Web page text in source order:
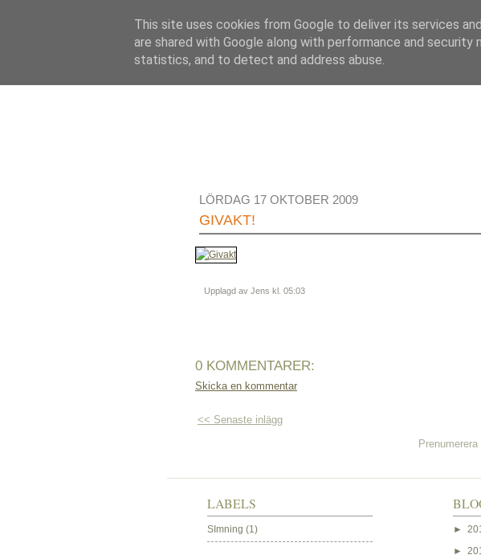
LÖRDAG 17 OKTOBER 2009
GIVAKT!
Upplagd av Jens kl. 05:03
0 KOMMENTARER:
Skicka en kommentar
<< Senaste inlägg
Prenumerera
LABELS
SImning (1) ►
►
This site uses cookies from Google to deliver its services
are shared with Google along with performance and
statistics, and to detect and address abuse.